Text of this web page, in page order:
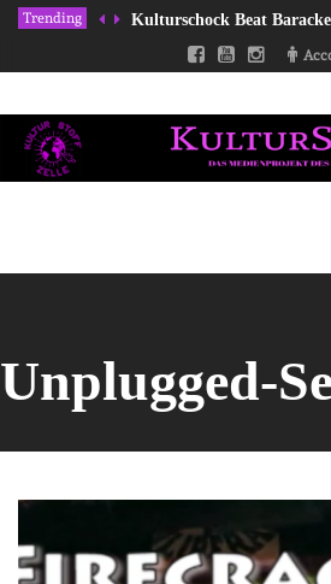
Trending Kulturschock Beat
Unplugged-